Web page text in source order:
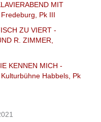
MIT
Pk III
ZU VIERT -
R. ZIMMER,
KENNEN MICH -
Habbels, Pk